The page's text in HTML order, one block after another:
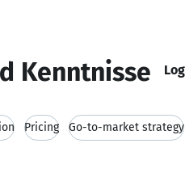
Kenntnisse
Pricing Go-to-market strategy